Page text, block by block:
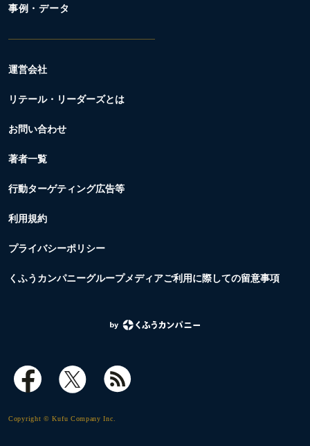
事例・データ
運営会社
リテール・リーダーズとは
お問い合わせ
著者一覧
行動ターゲティング広告等
利用規約
プライバシーポリシー
くふうカンパニーグループメディアご利用に際しての留意事項
Copyright © Kufu Company Inc.